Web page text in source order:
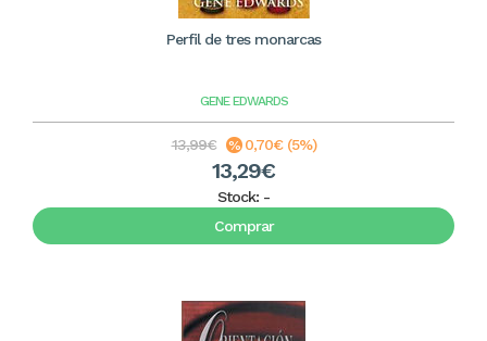
Perfil de tres monarcas
GENE EDWARDS
13,99€ 0,70€ (5%)
13,29€
Stock: -
Comprar